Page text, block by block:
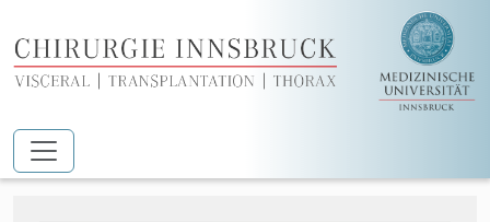
Zum Hauptinhalt springen
Dr.in Elisabeth Gasser